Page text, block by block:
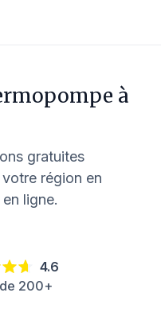
à
gratuites
région en
ligne.
4.6
200+